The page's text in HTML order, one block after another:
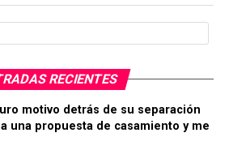
RECIENTES
motivo detrás de su separación
una propuesta de casamiento y me